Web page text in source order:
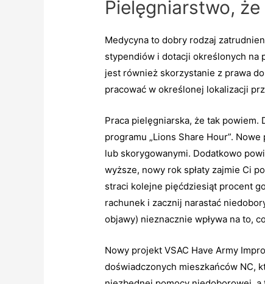
Pielęgniarstwo,
Medycyna to dobry rodzaj
stypendiów i dotacji określonych na
jest również skorzystanie z prawa
pracować w określonej lokalizacji
Praca pielęgniarska, że ​​tak
programu „Lions Share Hour”.
lub skorygowanymi. Dodatkowo
wyższe, nowy rok spłaty zajmie Ci
straci kolejne pięćdziesiąt procent
rachunek i zacznij narastać
objawy) nieznacznie wpływa na to,
Nowy projekt VSAC Have Army
doświadczonych mieszkańców NC,